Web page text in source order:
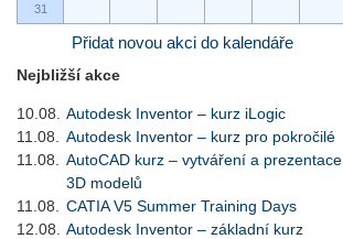
31
Přidat novou akci do kalendáře
Nejbližší akce
10.08.
Autodesk Inventor – kurz iLogic
11.08.
Autodesk Inventor – kurz pro pokročilé
11.08.
AutoCAD kurz – vytváření a prezentace
3D modelů
11.08.
CATIA V5 Summer Training Days
12.08.
Autodesk Inventor – základní kurz